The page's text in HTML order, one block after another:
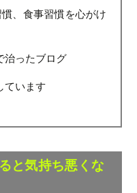
、食事習慣を心がけ
治ったブログ
ています
と気持ち悪くな